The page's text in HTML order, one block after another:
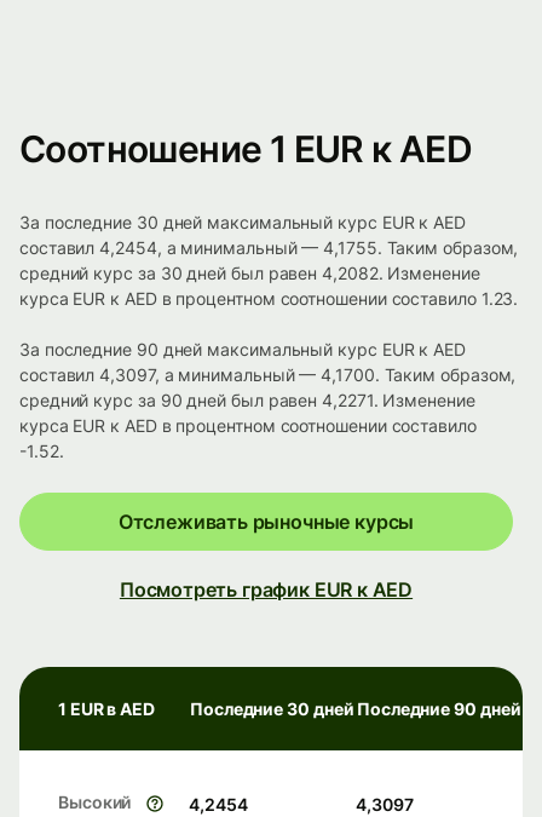
Соотношение 1 EUR к AED
За последние 30 дней максимальный курс EUR к AED
составил 4,2454, а минимальный — 4,1755. Таким образом,
средний курс за 30 дней был равен 4,2082. Изменение
курса EUR к AED в процентном соотношении составило 1.23.
За последние 90 дней максимальный курс EUR к AED
составил 4,3097, а минимальный — 4,1700. Таким образом,
средний курс за 90 дней был равен 4,2271. Изменение
курса EUR к AED в процентном соотношении составило
-1.52.
Отслеживать рыночные курсы
Посмотреть график EUR к AED
1 EUR в AED Последние 30 дней Последние 90 дней
Высокий 4,2454 4,3097